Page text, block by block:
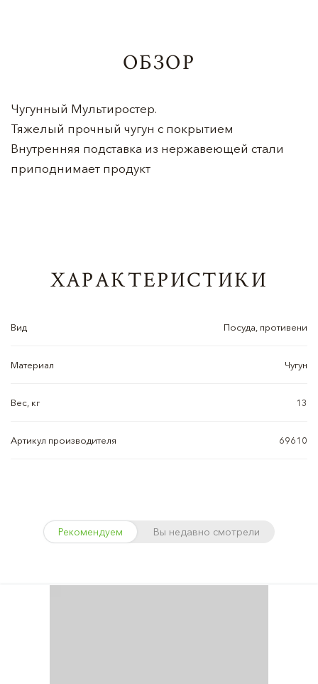
ОБЗОР
Чугунный Мультиростер.
Тяжелый прочный чугун с покрытием
Внутренняя подставка из нержавеющей стали
приподнимает продукт
ХАРАКТЕРИСТИКИ
Вид Посуда, противени
Материал Чугун
Вес, кг 13
Артикул производителя 69610
Рекомендуем Вы недавно смотрели